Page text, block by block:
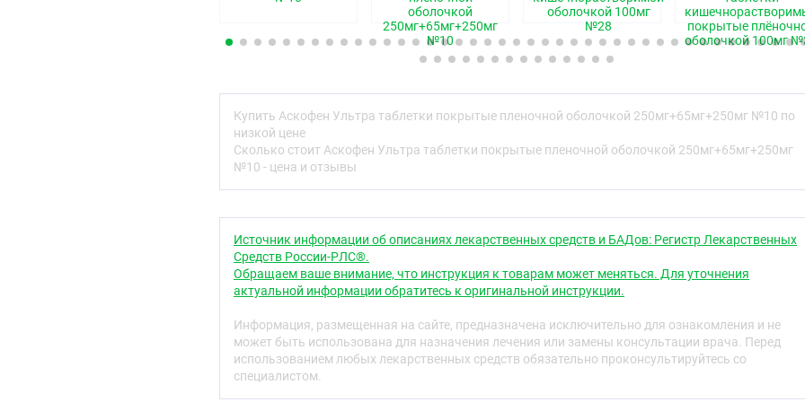
Фармакологические свойства
кислоту и кофеин.
Ацетилсалициловая кислотаобладает жаропонижающим и
противовоспалительным действием, ослабляет боль, особенно вызванную
воспалительным процессом, а также угнетает агрегацию тромбоцитов и
Кофеинповышает рефлекторную возбудимость спинного мозга, возбуждает
дыхательный и сосудодвигательный центры, расширяет кровеносные сосуды
скелетных мышц, головного мозга, сердца, почек, снижает агрегацию
тромбоцитов уменьшает сонливость, чувство усталости, повышает умственную и
физическую работоспособность. В данной комбинации кофеин в малой дозе
практически не оказывает стимулирующего действия на центральную нервную
систему, однако повышает тонус сосудов головного мозга и способствует
ускорению кровотока.
Парацетамол
оболочкой
250мг+65мг+250мг
№10
оболочкой 100мг
№28
покрытые
оболочкой 100мг
Купить Аскофен Ультра таблетки покрытые пленочной оболочкой 250мг+65мг+250мг №10 по
низкой цене
Сколько стоит Аскофен Ультра таблетки покрытые пленочной оболочкой 250мг+65мг+250мг
№10 - цена и отзывы
Источник информации об описаниях лекарственных средств и БАДов: Регистр Лекарственных
Средств России-РЛС®.
Обращаем ваше внимание, что инструкция к товарам может меняться. Для уточнения
актуальной информации обратитесь к оригинальной инструкции.
Информация, размещенная на сайте, предназначена исключительно для ознакомления и не
может быть использована для назначения лечения или замены консультации врача. Перед
использованием любых лекарственных средств обязательно проконсультируйтесь со
специалистом.